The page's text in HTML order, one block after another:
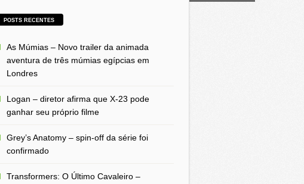
POSTS RECENTES
As Múmias – Novo trailer da animada
aventura de três múmias egípcias em
Londres
Logan – diretor afirma que X-23 pode
ganhar seu próprio filme
Grey’s Anatomy – spin-off da série foi
confirmado
Transformers: O Último Cavaleiro –